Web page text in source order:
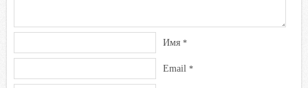
Имя *
Email *